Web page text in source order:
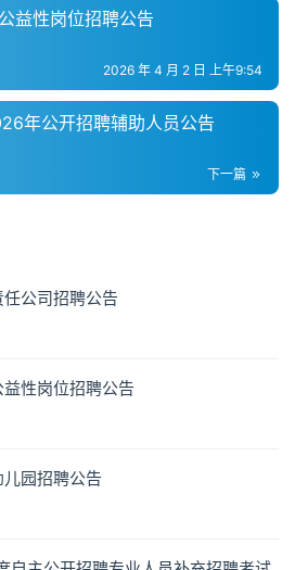
益性岗位招聘公告
2026 年 4 月 2 日 上午9:54
年公开招聘辅助人员公告
下一篇
公司招聘公告
性岗位招聘公告
园招聘公告